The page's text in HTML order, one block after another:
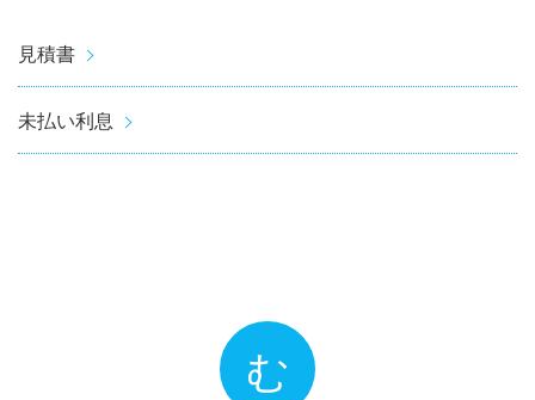
見積書
未払い利息
む